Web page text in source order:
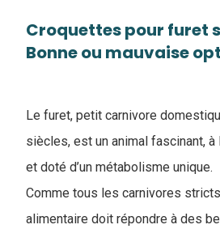
Croquettes pour furet
Bonne ou mauvaise
Le furet, petit carnivore
siècles, est un animal fascinant, à
et doté d’un métabolisme unique.
Comme tous les carnivores
alimentaire doit répondre à des